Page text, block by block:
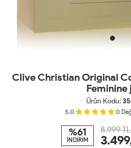
Clive Christian Original
Feminine
Ürün Kodu:
5.0 0
%61
İNDİRİM
8.999 TL